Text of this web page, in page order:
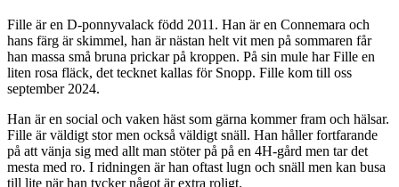
Fille är en D-ponnyvalack född 2011. Han är en Connemara och
hans färg är skimmel, han är nästan helt vit men på sommaren får
han massa små bruna prickar på kroppen. På sin mule har Fille en
liten rosa fläck, det tecknet kallas för Snopp. Fille kom till oss
september 2024.
Han är en social och vaken häst som gärna kommer fram och hälsar.
Fille är väldigt stor men också väldigt snäll. Han håller fortfarande
på att vänja sig med allt man stöter på på en 4H-gård men tar det
mesta med ro. I ridningen är han oftast lugn och snäll men kan busa
till lite när han tycker något är extra roligt.